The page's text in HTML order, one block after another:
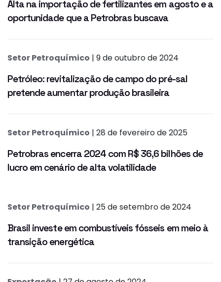
Alta na importação de fertilizantes em agosto e a
oportunidade que a Petrobras buscava
Setor Petroquímico | 9 de outubro de 2024
Petróleo: revitalização de campo do pré-sal
pretende aumentar produção brasileira
Setor Petroquímico | 28 de fevereiro de 2025
Petrobras encerra 2024 com R$ 36,6 bilhões de
lucro em cenário de alta volatilidade
Setor Petroquímico | 25 de setembro de 2024
Brasil investe em combustíveis fósseis em meio à
transição energética